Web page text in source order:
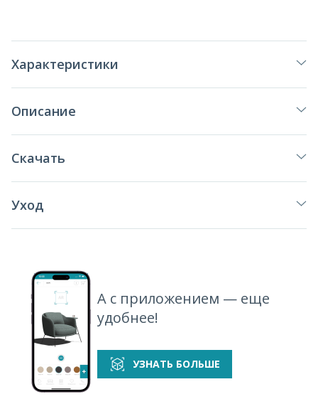
Характеристики
Описание
Скачать
Уход
А с приложением — еще
удобнее!
УЗНАТЬ БОЛЬШЕ